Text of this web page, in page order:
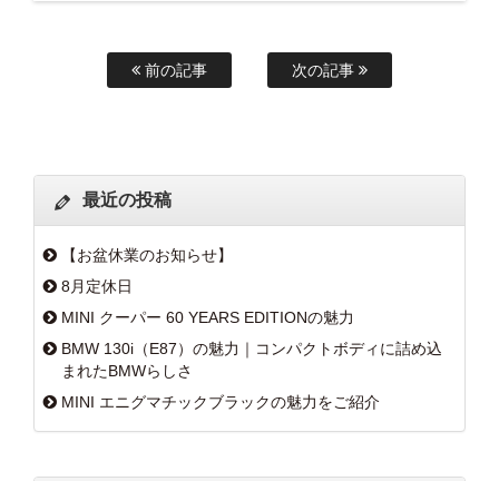
前の記事 次の記事
最近の投稿
【お盆休業のお知らせ】
8月定休日
MINI クーパー 60 YEARS EDITIONの魅力
BMW 130i（E87）の魅力｜コンパクトボディに詰め込
まれたBMWらしさ
MINI エニグマチックブラックの魅力をご紹介